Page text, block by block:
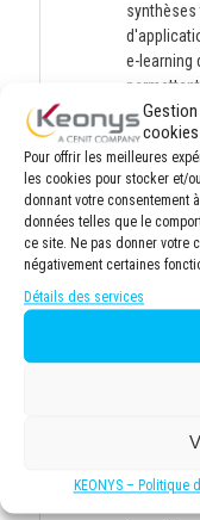
cookies
Pour offrir les meilleures
les cookies pour stocker et/
donnant votre consentement
données telles que le
ce site. Ne pas donner votre
négativement certaines
Détails des services
KEONYS – Politique
e-learning
Modalités
Lors de la
formatifs,
manière
Une fiche
pourra